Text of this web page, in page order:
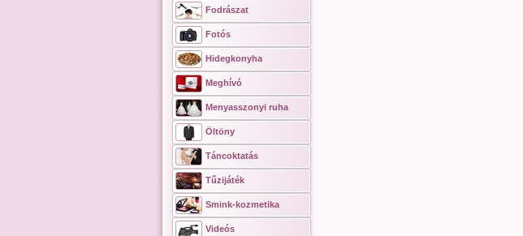
Fodrászat
Fotós
Hidegkonyha
Meghívó
Menyasszonyi ruha
Öltöny
Táncoktatás
Tűzijáték
Smink-kozmetika
Videós